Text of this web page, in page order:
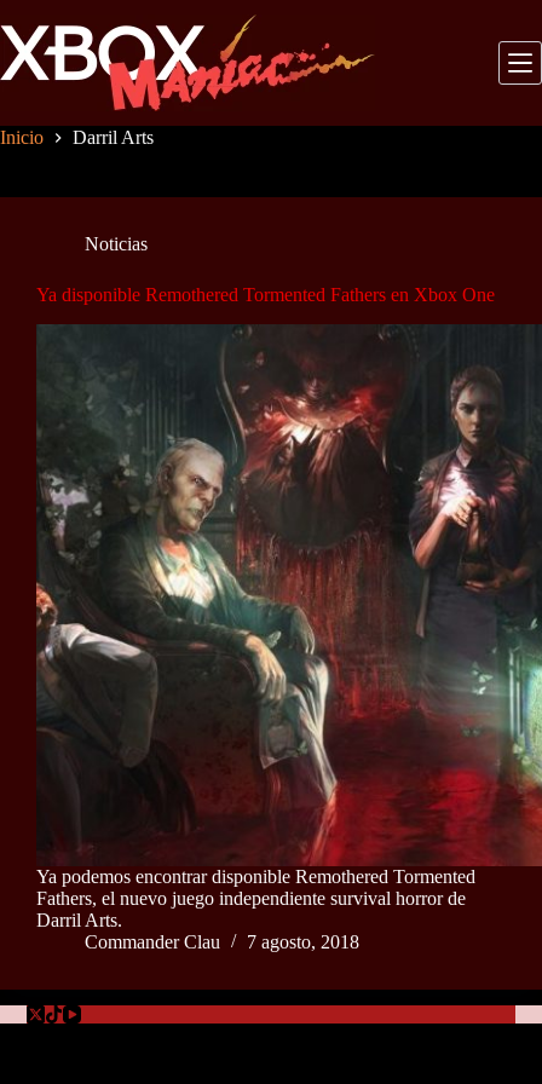
al
contenido
Inicio Darril Arts
Noticias
Ya disponible Remothered Tormented Fathers en Xbox One
Ya podemos encontrar disponible Remothered Tormented
Fathers, el nuevo juego independiente survival horror de
Darril Arts.
Commander Clau
7 agosto, 2018